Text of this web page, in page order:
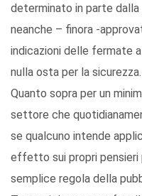
determinato in parte dalla
neanche – finora -
indicazioni delle fermate
nulla osta per la sicurezza.
Quanto sopra per un
settore che
se qualcuno intende
effetto sui propri
semplice regola della